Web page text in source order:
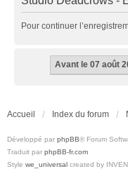
Pour continuer
Accueil Index du forum
Développé par phpBB® Forum
Traduit par phpBB-fr.com
Style we_universal created by